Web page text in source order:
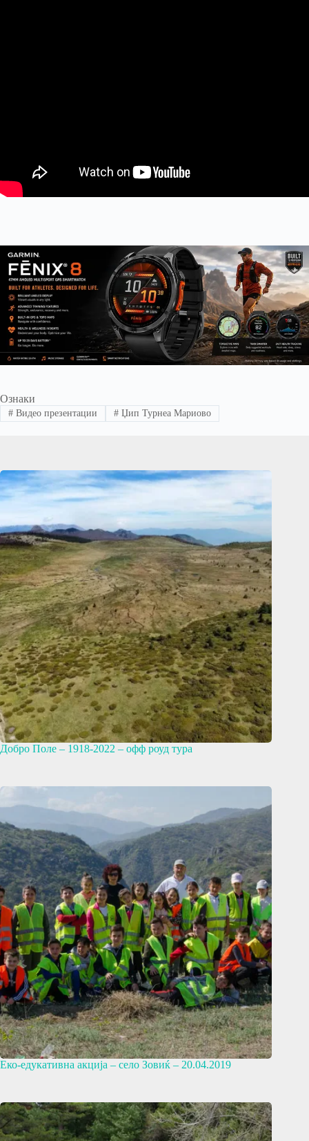
Ознаки
#Видео презентации #Џип Турнеа Мариово
Добро Поле – 1918-2022 – офф роуд тура
Еко-едукативна акција – село Зовиќ – 20.04.2019